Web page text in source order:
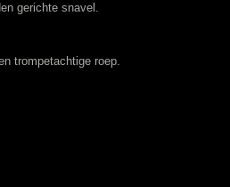
gerichte snavel.
trompetachtige roep.